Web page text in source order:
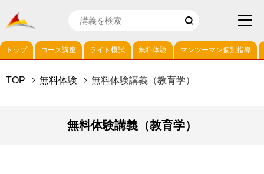
トップ コース講座 ライト模試 無料体験 マンツーマン個別指導
TOP 無料体験 無料体験講義（教育学）
無料体験講義（教育学）